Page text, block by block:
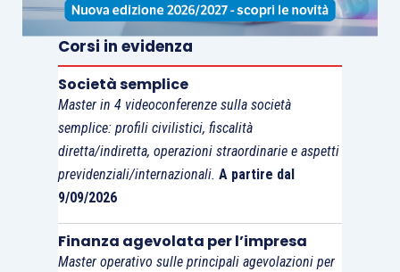
Corsi in evidenza
Società semplice
Master in 4 videoconferenze sulla società
semplice: profili civilistici, fiscalità
diretta/indiretta, operazioni straordinarie e aspetti
previdenziali/internazionali. A partire dal
9/09/2026
Finanza agevolata per l’impresa
Master operativo sulle principali agevolazioni per